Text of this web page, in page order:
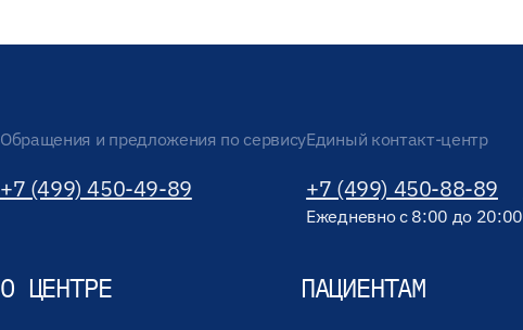
Обращения и предложения по сервису
+7 (499) 450-49-89
Единый контакт-центр
+7 (499) 450-88-89
Ежедневно с 8:00 до 20:00
О ЦЕНТРЕ ПАЦИЕНТАМ